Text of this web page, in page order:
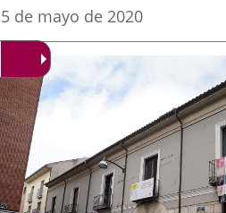
Fecha
la
noticia
5 de mayo de 2020